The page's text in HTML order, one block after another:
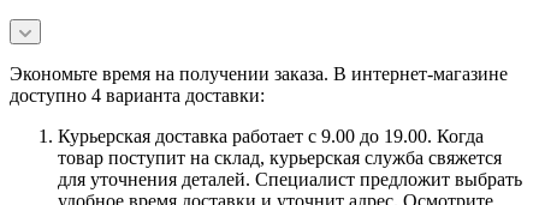
Экономьте время на получении заказа. В интернет-магазине
доступно 4 варианта доставки:
Курьерская доставка работает с 9.00 до 19.00. Когда
товар поступит на склад, курьерская служба свяжется
для уточнения деталей. Специалист предложит выбрать
удобное время доставки и уточнит адрес. Осмотрите